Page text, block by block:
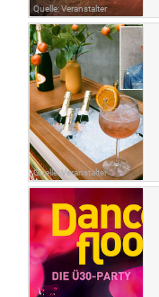
Quelle: Veranstalter
Quelle: Veranstalter